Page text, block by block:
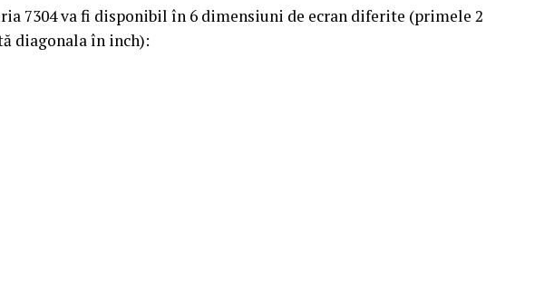
7304 va fi disponibil în 6 dimensiuni de ecran diferite (primele 2
diagonala în inch):